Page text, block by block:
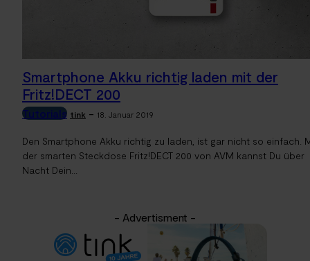
Smartphone Akku richtig laden mit der
Fritz!DECT 200
Tutorials tink - 18. Januar 2019
Den Smartphone Akku richtig zu laden, ist gar nicht so einfach.
der smarten Steckdose Fritz!DECT 200 von AVM kannst Du über
Nacht Dein...
- Advertisment -